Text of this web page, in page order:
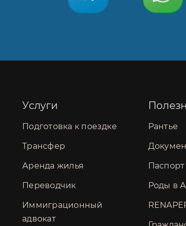
Услуги
Подготовка к поездке
Трансфер
Аренда жилья
Переводчик
Иммиграционный
адвокат
Рантье
Роды в